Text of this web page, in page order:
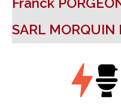
SARL MORQUIN
Louer une salle
Nos Ecoles
Darney-la-Vôge : une
d'Exception